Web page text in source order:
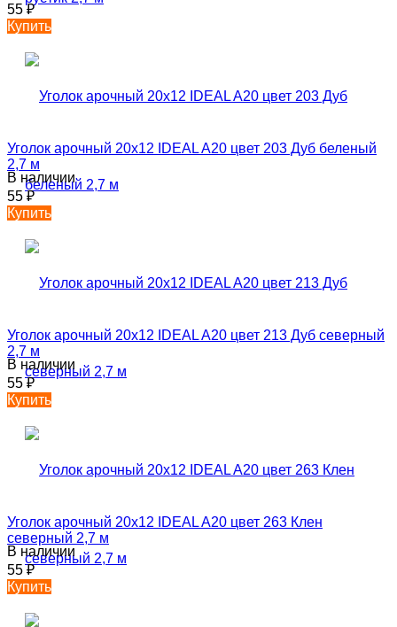
55₽
Купить
Уголок арочный 20х12 IDEAL A20 цвет 203 Дуб беленый
2,7 м
В наличии
55₽
Купить
Уголок арочный 20х12 IDEAL A20 цвет 213 Дуб северный
2,7 м
В наличии
55₽
Купить
Уголок арочный 20х12 IDEAL A20 цвет 263 Клен
северный 2,7 м
В наличии
55₽
Купить